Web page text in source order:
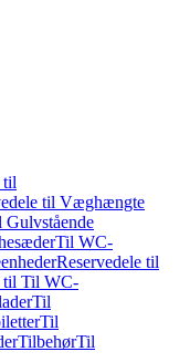
til
til Væghængte
Gulvstående
Til WC-
Reservedele til
til Til WC-
Til
Til
TilbehørTil